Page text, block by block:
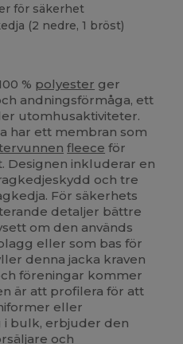
för säkerhet
(2 nedre, 1 bröst)
% polyester ger
andningsförmåga, ett
utomhusaktiviteter.
har ett membran som
fleece för
Designen inkluderar en
och tre
För säkerhets
detaljer bättre
om den används
eller som bas för
denna jacka kraven
föreningar kommer
är att profilera för att
eller
bulk, erbjuder den
och